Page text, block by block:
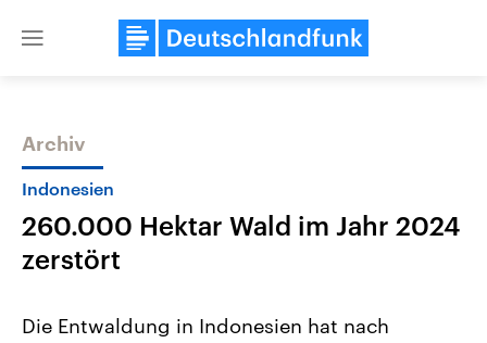
Close
Themen
Archiv
Indonesien
260.000 Hektar Wald im Jahr 2024
zerstört
Die Entwaldung in Indonesien hat nach